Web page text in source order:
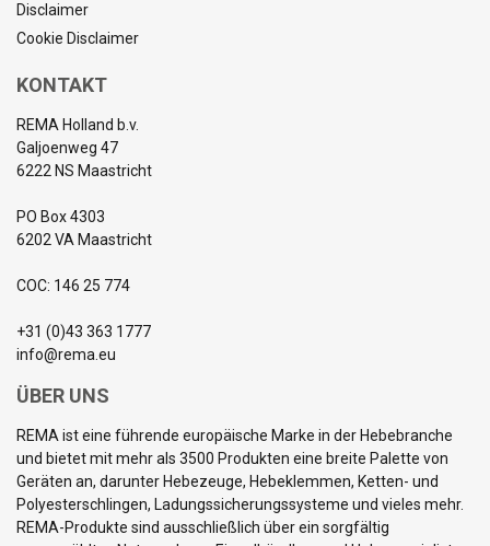
Disclaimer
Cookie Disclaimer
KONTAKT
REMA Holland b.v.
Galjoenweg 47
6222 NS Maastricht
PO Box 4303
6202 VA Maastricht
COC: 146 25 774
+31 (0)43 363 1777
info@rema.eu
ÜBER UNS
REMA ist eine führende europäische Marke in der Hebebranche
und bietet mit mehr als 3500 Produkten eine breite Palette von
Geräten an, darunter Hebezeuge, Hebeklemmen, Ketten- und
Polyesterschlingen, Ladungssicherungssysteme und vieles mehr.
REMA-Produkte sind ausschließlich über ein sorgfältig